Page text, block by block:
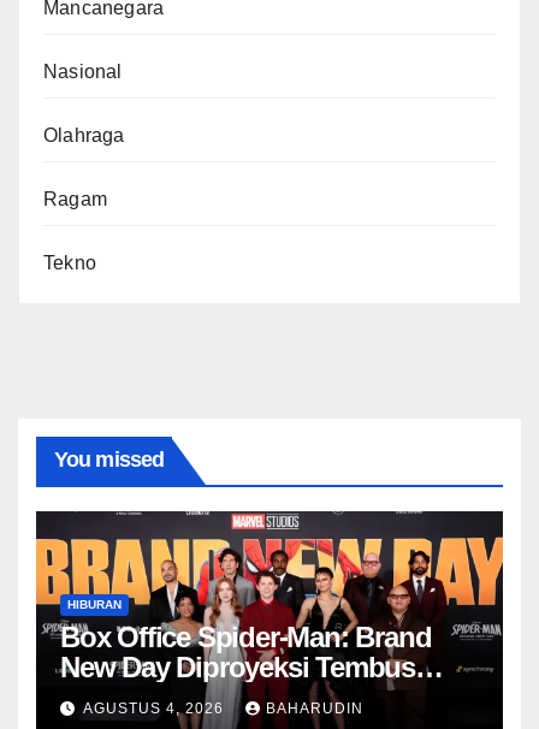
Mancanegara
Nasional
Olahraga
Ragam
Tekno
You missed
HIBURAN
Box Office Spider-Man: Brand
New Day Diproyeksi Tembus
Rp7,7 Triliun Global
AGUSTUS 4, 2026 BAHARUDIN